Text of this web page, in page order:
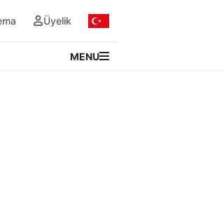
Üyelik
MENU